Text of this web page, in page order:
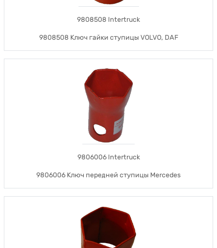
9808508 Intertruck
9808508 Ключ гайки ступицы VOLVO, DAF
9806006 Intertruck
9806006 Ключ передней ступицы Mercedes